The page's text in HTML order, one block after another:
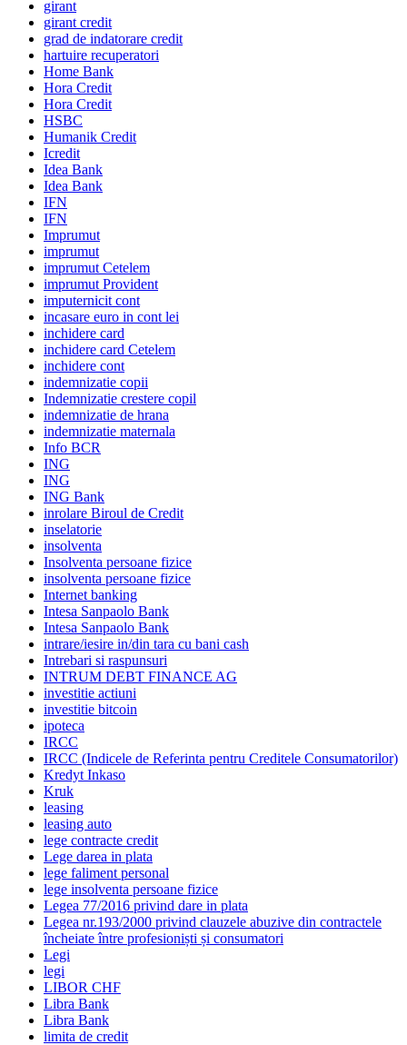
girant
girant credit
grad de indatorare credit
hartuire recuperatori
Home Bank
Hora Credit
Hora Credit
HSBC
Humanik Credit
Icredit
Idea Bank
Idea Bank
IFN
IFN
Imprumut
imprumut
imprumut Cetelem
imprumut Provident
imputernicit cont
incasare euro in cont lei
inchidere card
inchidere card Cetelem
inchidere cont
indemnizatie copii
Indemnizatie crestere copil
indemnizatie de hrana
indemnizatie maternala
Info BCR
ING
ING
ING Bank
inrolare Biroul de Credit
inselatorie
insolventa
Insolventa persoane fizice
insolventa persoane fizice
Internet banking
Intesa Sanpaolo Bank
Intesa Sanpaolo Bank
intrare/iesire in/din tara cu bani cash
Intrebari si raspunsuri
INTRUM DEBT FINANCE AG
investitie actiuni
investitie bitcoin
ipoteca
IRCC
IRCC (Indicele de Referinta pentru Creditele Consumatorilor)
Kredyt Inkaso
Kruk
leasing
leasing auto
lege contracte credit
Lege darea in plata
lege faliment personal
lege insolventa persoane fizice
Legea 77/2016 privind dare in plata
Legea nr.193/2000 privind clauzele abuzive din contractele
încheiate între profesioniști și consumatori
Legi
legi
LIBOR CHF
Libra Bank
Libra Bank
limita de credit